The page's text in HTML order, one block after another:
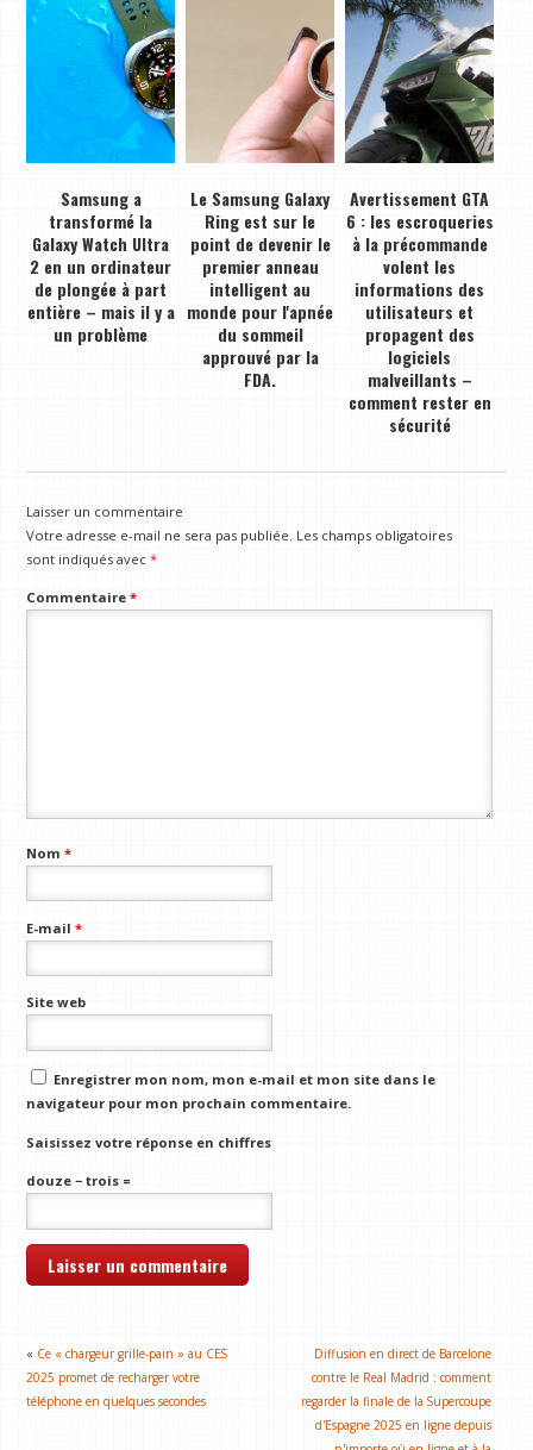
Samsung a
transformé la
Galaxy Watch Ultra
2 en un ordinateur
de plongée à part
entière – mais il y a
un problème
Le Samsung Galaxy
Ring est sur le
point de devenir le
premier anneau
intelligent au
monde pour l'apnée
du sommeil
approuvé par la
FDA.
Avertissement GTA
6 : les escroqueries
à la précommande
volent les
informations des
utilisateurs et
propagent des
logiciels
malveillants –
comment rester en
sécurité
Laisser un commentaire
Votre adresse e-mail ne sera pas publiée. Les champs obligatoires
sont indiqués avec*
Commentaire*
Nom*
E-mail*
Site web
Enregistrer mon nom, mon e-mail et mon site dans le
navigateur pour mon prochain commentaire.
Saisissez votre réponse en chiffres
douze − trois =
« Ce « chargeur grille-pain » au CES
2025 promet de recharger votre
téléphone en quelques secondes
Diffusion en direct de Barcelone
contre le Real Madrid : comment
regarder la finale de la Supercoupe
d'Espagne 2025 en ligne depuis